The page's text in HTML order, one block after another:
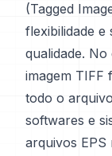
(Tagged
flexibilidade e
qualidade.
imagem TIFF
todo o
softwares e
arquivos EPS